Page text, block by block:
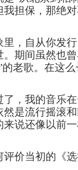
担保，那绝
自从你发行
。期间虽然也
的老歌。在这
我的音乐在
是流行摇滚
来说还像以前
当初的《选